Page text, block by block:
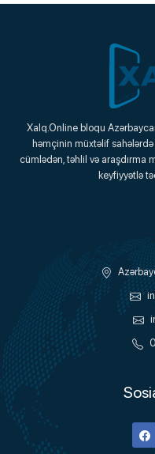
Xalq.Online bloqu
həmçinin müxtəlif
cümlədən, təhlil və araşdırma
keyfiyyətlə